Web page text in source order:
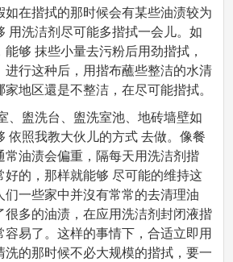
如在揩拭的那时候会有某些油渍较为
用洗洁剂尽可能多揩拭一会儿。如
够 抹些小量去污粉后用劲揩拭，
进行这种后，用揩布蘸些整洁的水清
地区還是不整洁，在尽可能揩拭。
、盥洗台、盥洗室池、地砖墙壁如
依照我教大伙儿的方式 去做。像餐
常油渍会偏重，隔每天用洗洁剂揩
好的，那样就能够 尽可能的维持这
们一些家中并沒有常常的去清理油
很多的油渍，在应用洗洁剂封闭液揩
容易了。这样的事情下，合适立即用
洗的那时候不必大规模的揩拭，要一